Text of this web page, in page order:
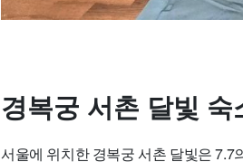
경복궁 서촌 달빛 숙
서울에 위치한경복궁 서촌 달빛은 7.7